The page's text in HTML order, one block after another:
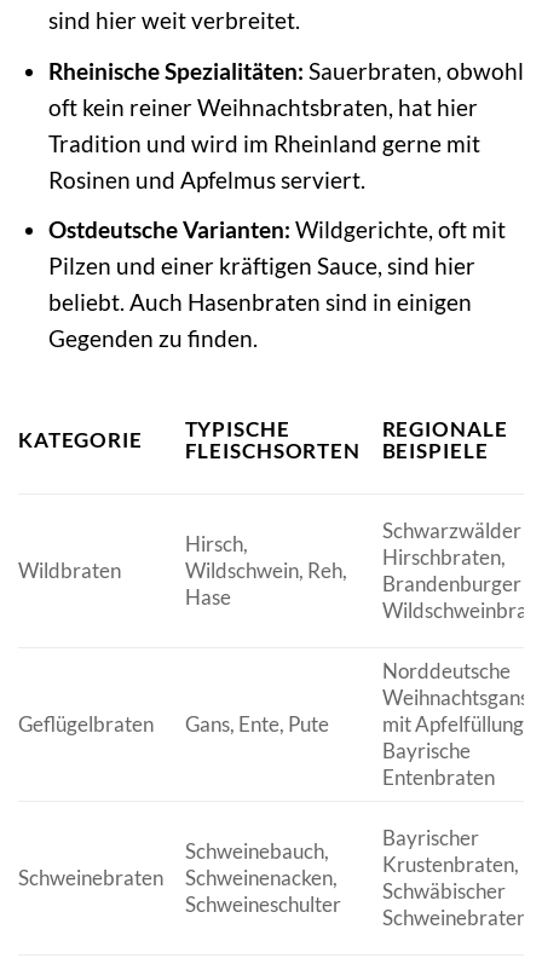
sind hier weit verbreitet.
Rheinische Spezialitäten: Sauerbraten, obwohl
oft kein reiner Weihnachtsbraten, hat hier
Tradition und wird im Rheinland gerne mit
Rosinen und Apfelmus serviert.
Ostdeutsche Varianten: Wildgerichte, oft mit
Pilzen und einer kräftigen Sauce, sind hier
beliebt. Auch Hasenbraten sind in einigen
Gegenden zu finden.
KATEGORIE
TYPISCHE
FLEISCHSORTEN
REGIONALE
BEISPIELE
Wildbraten
Hirsch,
Wildschwein, Reh,
Hase
Schwarzwälder
Hirschbraten,
Brandenburger
Geflügelbraten Gans, Ente, Pute
Norddeutsche
Weihnachtsgans
mit Apfelfüllung,
Bayrische
Entenbraten
Schweinebraten
Schweinebauch,
Schweinenacken,
Schweineschulter
Bayrischer
Krustenbraten,
Schwäbischer
Schweinebraten